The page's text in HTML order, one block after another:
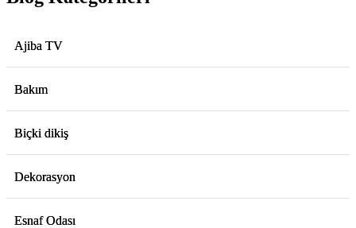
Ajiba TV
Bakım
Biçki dikiş
Dekorasyon
Esnaf Odası